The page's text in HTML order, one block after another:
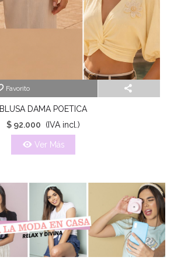
Favorito
BLUSA DAMA POETICA
$ 92.000
(IVA incl.)
Ver Más